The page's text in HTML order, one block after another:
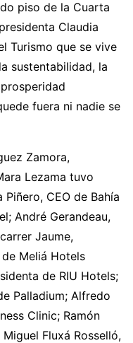
piso de la Cuarta
Claudia
Turismo que se vive
sustentabilidad, la
fuera ni nadie se
Zamora,
Lezama tuvo
CEO de Bahía
André Gerandeau,
Jaume,
Meliá Hotels
de RIU Hotels;
Palladium; Alfredo
Clinic; Ramón
Fluxá Rosselló,